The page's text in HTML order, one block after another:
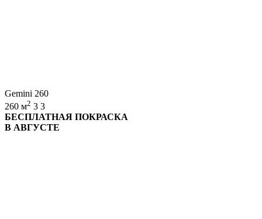
Gemini 260
260 м2 3 3
БЕСПЛАТНАЯ ПОКРАСКА
В АВГУСТЕ